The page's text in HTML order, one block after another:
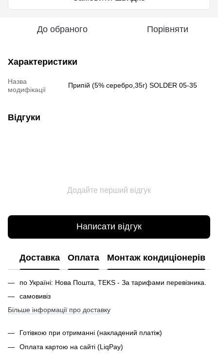
До обраного Порівняти
Характеристики
Назва
модифікації
Припій (5% серебро,35г) SOLDER 05-35
Відгуки
Додайте перший відгук
Написати відгук
Доставка Оплата Монтаж кондиціонерів
по Україні: Нова Пошта, TEKS - За тарифами перевізника.
самовивіз
Більше інформації про доставку
Готівкою при отриманні (накладений платіж)
Оплата картою на сайті (LiqPay)